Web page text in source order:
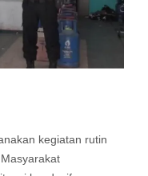
kegiatan rutin